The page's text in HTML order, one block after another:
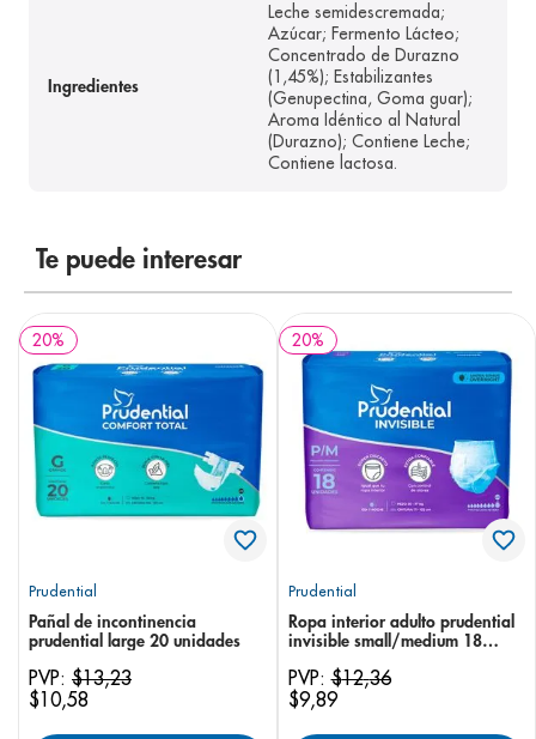
Ingredientes
Leche semidescremada;
Azúcar; Fermento Lácteo;
Concentrado de Durazno
(1,45%); Estabilizantes
(Genupectina, Goma guar);
Aroma Idéntico al Natural
(Durazno); Contiene Leche;
Contiene lactosa.
Te puede interesar
20%
Prudential
Pañal de incontinencia
prudential large 20 unidades
PVP: $13,23
$10,58
20%
Prudential
Ropa interior adulto prudential
invisible small/medium 18
PVP:$12,36
$9,89